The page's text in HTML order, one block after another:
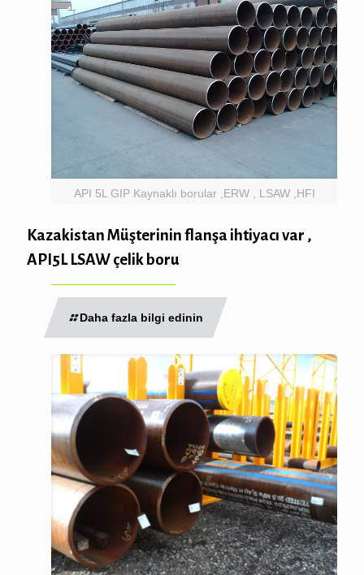
API 5L GIP Kaynaklı borular ,ERW , LSAW ,HFI
Kazakistan Müşterinin flanşa ihtiyacı var ,
API5L LSAW çelik boru
Daha fazla bilgi edinin